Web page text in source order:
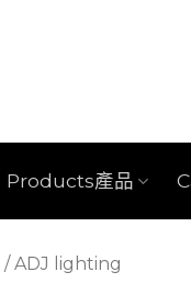
Products產品
/ADJ lighting